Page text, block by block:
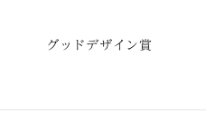
グッドデザイン賞